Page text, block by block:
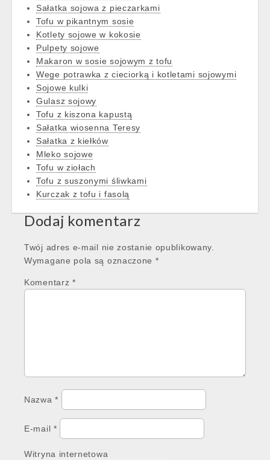
Sałatka sojowa z pieczarkami
Tofu w pikantnym sosie
Kotlety sojowe w kokosie
Pulpety sojowe
Makaron w sosie sojowym z tofu
Wege potrawka z cieciorką i kotletami sojowymi
Sojowe kulki
Gulasz sojowy
Tofu z kiszona kapustą
Sałatka wiosenna Teresy
Sałatka z kiełków
Mleko sojowe
Tofu w ziołach
Tofu z suszonymi śliwkami
Kurczak z tofu i fasolą
Dodaj komentarz
Twój adres e-mail nie zostanie opublikowany.
Wymagane pola są oznaczone *
Komentarz *
Nazwa*
E-mail *
Witryna internetowa